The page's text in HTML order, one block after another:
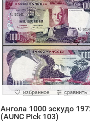
избранное сравнить
Ангола 1000 эскудо
(AUNC Pick 103)